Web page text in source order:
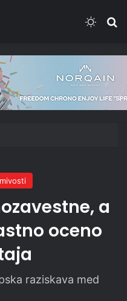
a
oceno
raziskava med